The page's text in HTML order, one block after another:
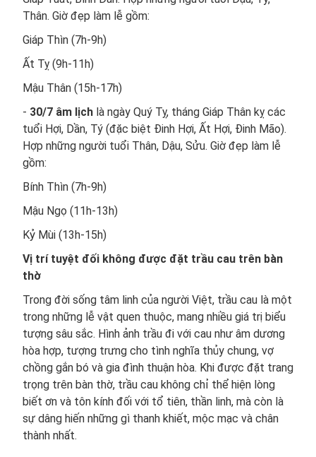
Thân. Giờ đẹp làm lễ gồm:
Giáp Thìn (7h-9h)
Ất Tỵ (9h-11h)
Mậu Thân (15h-17h)
- 30/7 âm lịch là ngày Quý Tỵ, tháng Giáp Thân kỵ các
tuổi Hợi, Dần, Tý (đặc biệt Đinh Hợi, Ất Hợi, Đinh Mão).
Hợp những người tuổi Thân, Dậu, Sửu. Giờ đẹp làm lễ
gồm:
Bính Thìn (7h-9h)
Mậu Ngọ (11h-13h)
Kỷ Mùi (13h-15h)
Vị trí tuyệt đối không được đặt trầu cau trên bàn
thờ
Trong đời sống tâm linh của người Việt, trầu cau là một
trong những lễ vật quen thuộc, mang nhiều giá trị biểu
tượng sâu sắc. Hình ảnh trầu đi với cau như âm dương
hòa hợp, tượng trưng cho tình nghĩa thủy chung, vợ
chồng gắn bó và gia đình thuận hòa. Khi được đặt trang
trọng trên bàn thờ, trầu cau không chỉ thể hiện lòng
biết ơn và tôn kính đối với tổ tiên, thần linh, mà còn là
sự dâng hiến những gì thanh khiết, mộc mạc và chân
thành nhất.